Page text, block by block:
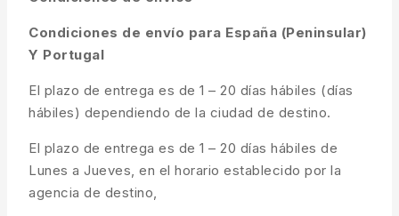
Condiciones de envío para España (Peninsular)
Y Portugal
El plazo de entrega es de 1 – 20 días hábiles (días
hábiles) dependiendo de la ciudad de destino.
El plazo de entrega es de 1 – 20 días hábiles de
Lunes a Jueves, en el horario establecido por la
agencia de destino,